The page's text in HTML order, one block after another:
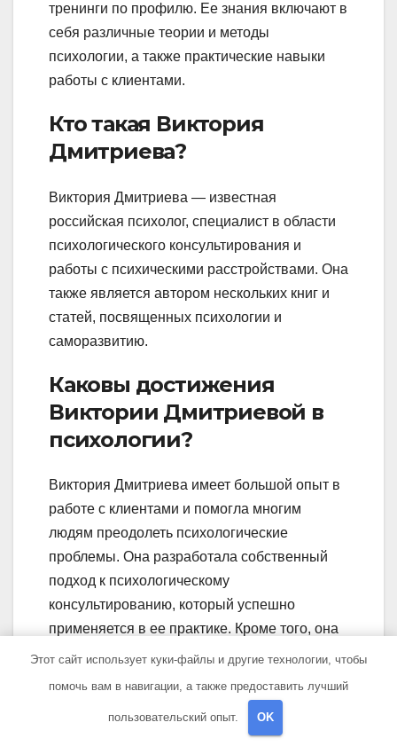
тренинги по профилю. Ее знания включают в
себя различные теории и методы
психологии, а также практические навыки
работы с клиентами.
Кто такая Виктория
Дмитриева?
Виктория Дмитриева — известная
российская психолог, специалист в области
психологического консультирования и
работы с психическими расстройствами. Она
также является автором нескольких книг и
статей, посвященных психологии и
саморазвитию.
Каковы достижения
Виктории Дмитриевой в
психологии?
Виктория Дмитриева имеет большой опыт в
работе с клиентами и помогла многим
людям преодолеть психологические
проблемы. Она разработала собственный
подход к психологическому
консультированию, который успешно
применяется в ее практике. Кроме того, она
проводит мастер-классы и тренинги по
Этот сайт использует куки-файлы и другие технологии, чтобы
помочь вам в навигации, а также предоставить лучший
пользовательский опыт. OK